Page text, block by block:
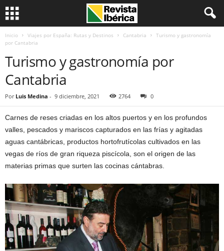
Inicio Viajes por España: Rutas y Destinos Cantabria
Turismo y gastronomía
por Cantabria
Turismo y gastronomía por
Cantabria
Por Luis Medina - 9 diciembre, 2021 2764 0
Carnes de reses criadas en los altos puertos y en los profundos
valles, pescados y mariscos capturados en las frías y agitadas
aguas cantábricas, productos hortofrutícolas cultivados en las
vegas de ríos de gran riqueza piscícola, son el origen de las
materias primas que surten las cocinas cántabras.